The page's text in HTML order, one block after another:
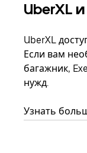
UberXL
UberXL
Если вам
багажник,
нужд.
Узнать